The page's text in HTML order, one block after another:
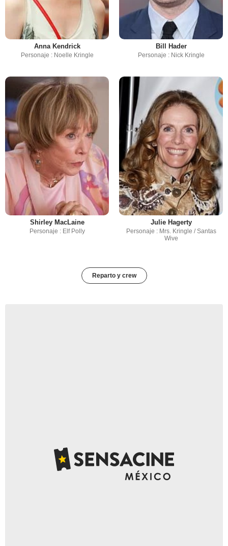
Anna Kendrick
Personaje : Noelle Kringle
Bill Hader
Personaje : Nick Kringle
Shirley MacLaine
Personaje : Elf Polly
Julie Hagerty
Personaje : Mrs. Kringle / Santas
Wive
Reparto y crew